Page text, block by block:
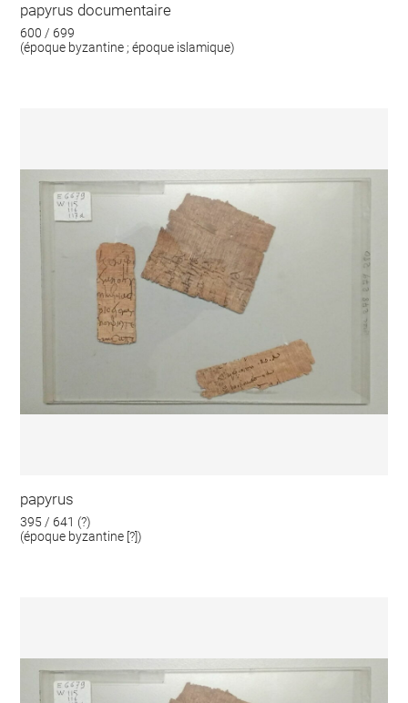
papyrus documentaire
600 / 699
(époque byzantine ; époque islamique)
papyrus
395 / 641 (?)
(époque byzantine [?])